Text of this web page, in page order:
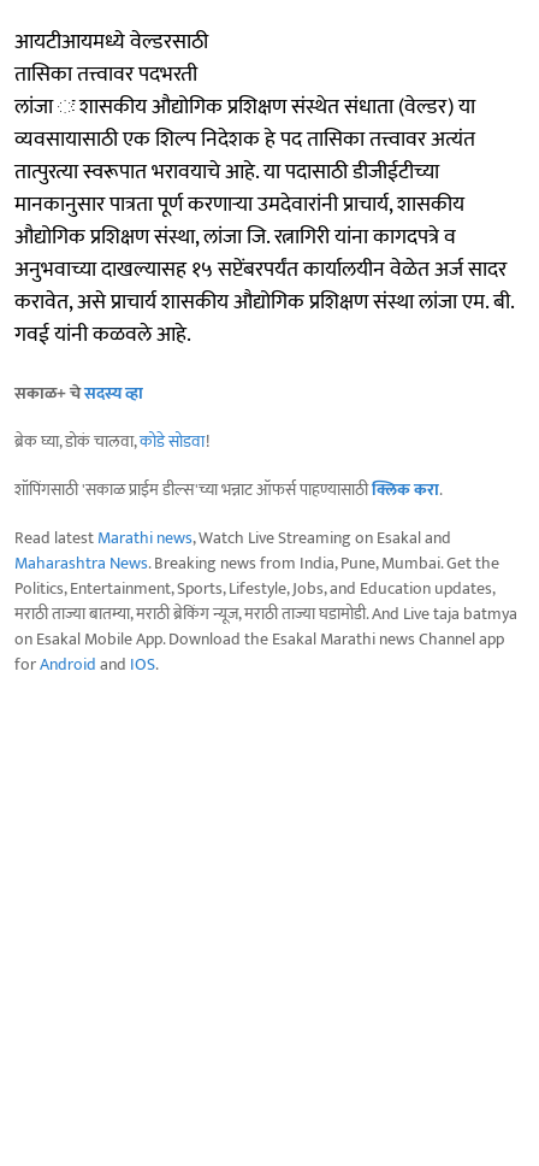
आयटीआयमध्ये वेल्डरसाठी
तासिका तत्त्वावर पदभरती
लांजा ः शासकीय औद्योगिक प्रशिक्षण संस्थेत संधाता (वेल्डर) या
व्यवसायासाठी एक शिल्प निदेशक हे पद तासिका तत्त्वावर अत्यंत
तात्पुरत्या स्वरूपात भरावयाचे आहे. या पदासाठी डीजीईटीच्या
मानकानुसार पात्रता पूर्ण करणाऱ्या उमदेवारांनी प्राचार्य, शासकीय
औद्योगिक प्रशिक्षण संस्था, लांजा जि. रत्नागिरी यांना कागदपत्रे व
अनुभवाच्या दाखल्यासह १५ सप्टेंबरपर्यंत कार्यालयीन वेळेत अर्ज सादर
करावेत, असे प्राचार्य शासकीय औद्योगिक प्रशिक्षण संस्था लांजा एम. बी.
गवई यांनी कळवले आहे.
सकाळ+ चेसदस्य व्हा
ब्रेक घ्या, डोकं चालवा,कोडे सोडवा!
शॉपिंगसाठी 'सकाळ प्राईम डील्स'च्या भन्नाट ऑफर्स पाहण्यासाठीक्लिक करा.
Read latestMarathi news, Watch Live Streaming on Esakal and
Maharashtra News. Breaking news from India, Pune, Mumbai. Get the
Politics, Entertainment, Sports, Lifestyle, Jobs, and Education updates,
मराठी ताज्या बातम्या, मराठी ब्रेकिंग न्यूज, मराठी ताज्या घडामोडी. And Live taja batmya
on Esakal Mobile App. Download the Esakal Marathi news Channel app
forAndroidand IOS.